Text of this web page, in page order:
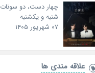
چهار دست، دو سونات
شنبه و یکشنبه
۰۷ شهریور ۱۴۰۵
علاقه‌ مندی ها